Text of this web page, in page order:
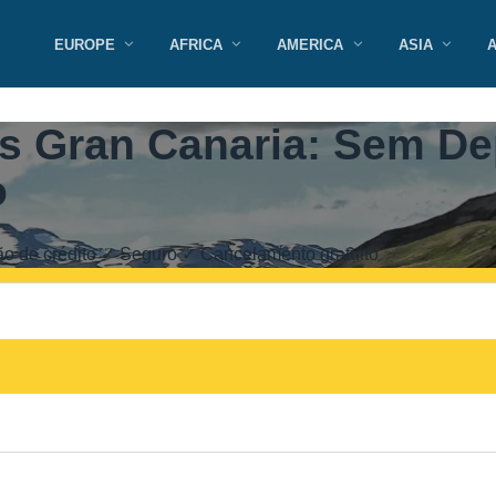
EUROPE AFRICA AMERICA ASIA
Gran Canaria: Sem
de crédito ✓ Seguro ✓ Cancelamento gratuito